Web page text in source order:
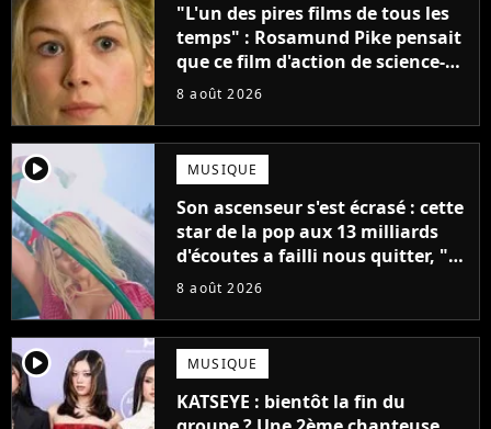
"L'un des pires films de tous les
temps" : Rosamund Pike pensait
que ce film d'action de science-
fiction avec Dwayne Johnson
8 août 2026
player2 MUSIQUE
Son ascenseur s'est écrasé : cette
star de la pop aux 13 milliards
d'écoutes a failli nous quitter, "Je
pensais ne plus jamais chanter"
8 août 2026
player2 MUSIQUE
KATSEYE : bientôt la fin du